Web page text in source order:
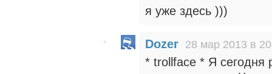
я уже здесь )))
Dozer 28 мар 2013 в
* trollface * Я